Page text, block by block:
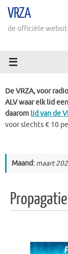
naarVRZA
de officiële
De VRZA, voor
ALV waar elk lid
daarom lid van de
voor slechts € 10
Maand: maart